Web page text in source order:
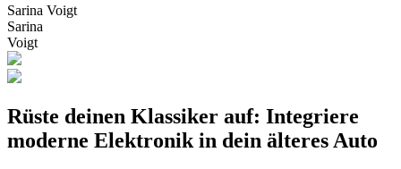
Sarina Voigt
Sarina
Voigt
Rüste deinen Klassiker auf: Integriere
moderne Elektronik in dein älteres Auto